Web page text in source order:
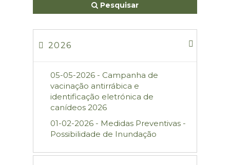
Pesquisar
2026
05-05-2026 - Campanha de
vacinação antirrábica e
identificação eletrónica de
canídeos 2026
01-02-2026 - Medidas Preventivas -
Possibilidade de Inundação